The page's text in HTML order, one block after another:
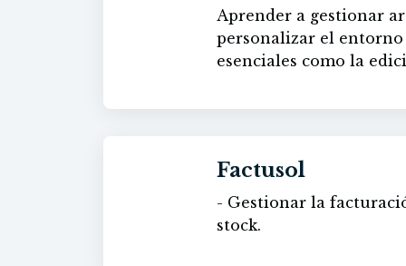
Aprender las
elementos de una hoja
de diálogo que se
Aprender a gestionar
personalizar el entorno de
esenciales como la
técnicas como la
mixtas. Crear y
y métodos de
Factusol
- Gestionar la
stock.